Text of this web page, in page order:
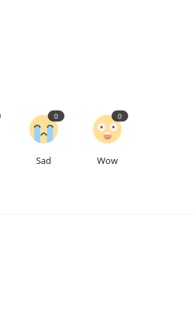
Sad
0
Wow
0